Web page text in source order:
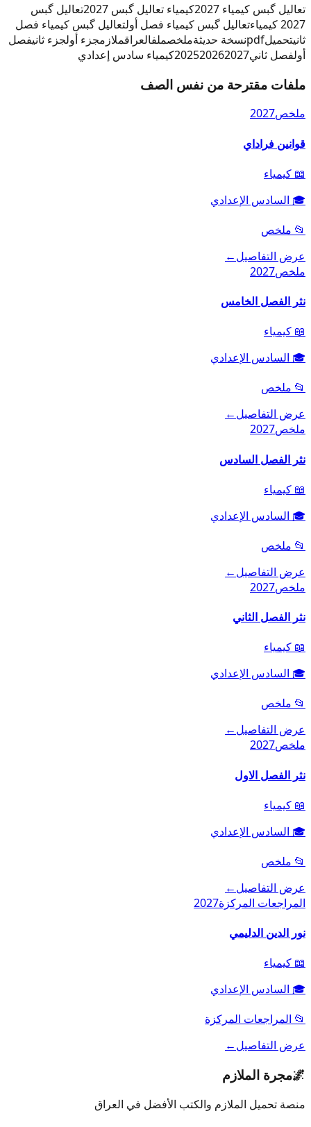
تعاليل گبس كيمياء 2027
كيمياء تعاليل گبس 2027
تعاليل گبس
2027 كيمياء
تعاليل گبس كيمياء فصل أولتعاليل گبس كيمياء فصل
ثانيتحميلpdfنسخة حديثةملخصملفالعراقملازمجزء أولجزء ثانيفصل
أولفصل ثاني 202520262027 كيمياء سادس إعدادي
ملفات مقترحة من نفس الصف
ملخص2027
قوانين فراداي
📖 كيمياء
🎓 السادس الإعدادي
📂 ملخص
عرض التفاصيل←
ملخص2027
نثر الفصل الخامس
📖 كيمياء
🎓 السادس الإعدادي
📂 ملخص
عرض التفاصيل←
ملخص2027
نثر الفصل السادس
📖 كيمياء
🎓 السادس الإعدادي
📂 ملخص
عرض التفاصيل←
ملخص2027
نثر الفصل الثاني
📖 كيمياء
🎓 السادس الإعدادي
📂 ملخص
عرض التفاصيل←
ملخص2027
نثر الفصل الاول
📖 كيمياء
🎓 السادس الإعدادي
📂 ملخص
عرض التفاصيل←
المراجعات المركزة2027
نور الدين الدليمي
📖 كيمياء
🎓 السادس الإعدادي
📂 المراجعات المركزة
عرض التفاصيل←
🌌مجرة الملازم
منصة تحميل الملازم والكتب الأفضل في العراق